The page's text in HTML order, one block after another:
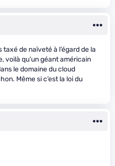
de naïveté à l’égard de la
voilà qu’un géant américain
le domaine du cloud
Même si c’est la loi du